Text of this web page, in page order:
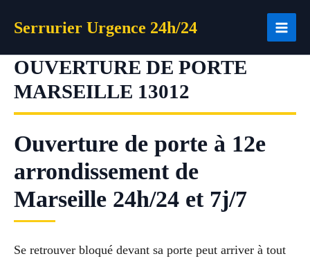
Serrurier Urgence 24h/24
OUVERTURE DE PORTE
MARSEILLE 13012
Ouverture de porte à 12e
arrondissement de
Marseille 24h/24 et 7j/7
Se retrouver bloqué devant sa porte peut arriver à tout